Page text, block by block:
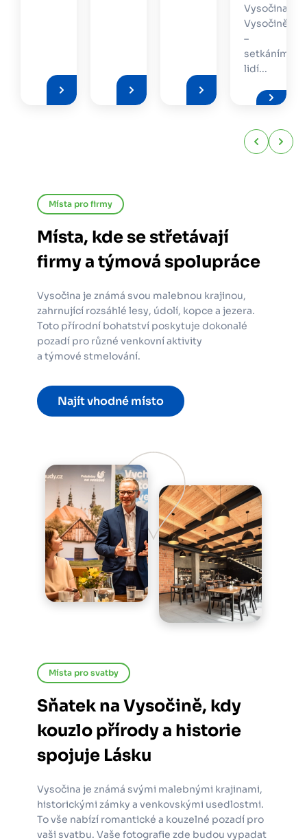
Vysočina
Vysočině
–
setkáním
lidí...
Obrázek
Obrázek
Místa pro firmy
Místa, kde se střetávají
firmy a týmová spolupráce
Vysočina je známá svou malebnou krajinou,
zahrnující rozsáhlé lesy, údolí, kopce a jezera.
Toto přírodní bohatství poskytuje dokonalé
pozadí pro různé venkovní aktivity
a týmové stmelování.
Najít vhodné místo
Místa pro svatby
Sňatek na Vysočině, kdy
kouzlo přírody a historie
spojuje Lásku
Vysočina je známá svými malebnými krajinami,
historickými zámky a venkovskými usedlostmi.
To vše nabízí romantické a kouzelné pozadí pro
vaši svatbu. Vaše fotografie zde budou vypadat